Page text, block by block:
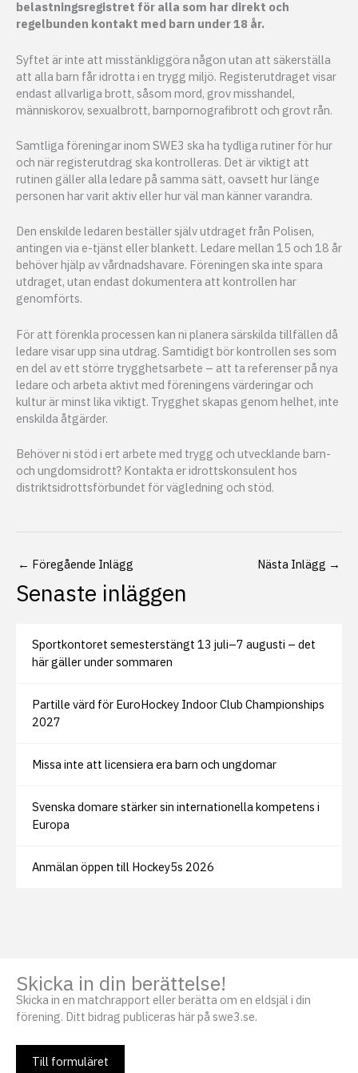
belastningsregistret för alla som har direkt och
regelbunden kontakt med barn under 18 år.
Syftet är inte att misstänkliggöra någon utan att säkerställa
att alla barn får idrotta i en trygg miljö. Registerutdraget visar
endast allvarliga brott, såsom mord, grov misshandel,
människorov, sexualbrott, barnpornografibrott och grovt rån.
Samtliga föreningar inom SWE3 ska ha tydliga rutiner för hur
och när registerutdrag ska kontrolleras. Det är viktigt att
rutinen gäller alla ledare på samma sätt, oavsett hur länge
personen har varit aktiv eller hur väl man känner varandra.
Den enskilde ledaren beställer själv utdraget från Polisen,
antingen via e-tjänst eller blankett. Ledare mellan 15 och 18 år
behöver hjälp av vårdnadshavare. Föreningen ska inte spara
utdraget, utan endast dokumentera att kontrollen har
genomförts.
För att förenkla processen kan ni planera särskilda tillfällen då
ledare visar upp sina utdrag. Samtidigt bör kontrollen ses som
en del av ett större trygghetsarbete – att ta referenser på nya
ledare och arbeta aktivt med föreningens värderingar och
kultur är minst lika viktigt. Trygghet skapas genom helhet, inte
enskilda åtgärder.
Behöver ni stöd i ert arbete med trygg och utvecklande barn-
och ungdomsidrott? Kontakta er idrottskonsulent hos
distriktsidrottsförbundet för vägledning och stöd.
← Föregående Inlägg Nästa Inlägg →
Senaste inläggen
Sportkontoret semesterstängt 13 juli–7 augusti – det
här gäller under sommaren
Partille värd för EuroHockey Indoor Club Championships
2027
Missa inte att licensiera era barn och ungdomar
Svenska domare stärker sin internationella kompetens i
Europa
Anmälan öppen till Hockey5s 2026
Skicka in din berättelse!
Skicka in en matchrapport eller berätta om en eldsjäl i din
förening. Ditt bidrag publiceras här på swe3.se.
Till formuläret